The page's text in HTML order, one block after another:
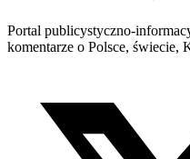
Portal publicystyczno-
komentarze o Polsce, świecie,